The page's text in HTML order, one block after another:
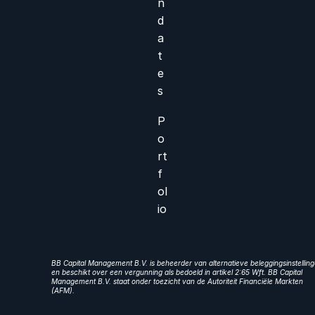
n
d
a
t
e
s
P
o
rt
f
ol
io
BB Capital Management B.V. is beheerder van alternatieve
en beschikt over een vergunning als bedoeld in artikel 2:65 Wft. BB Capital
Management B.V. staat onder toezicht van de Autoriteit Financiële Markten
(AFM).